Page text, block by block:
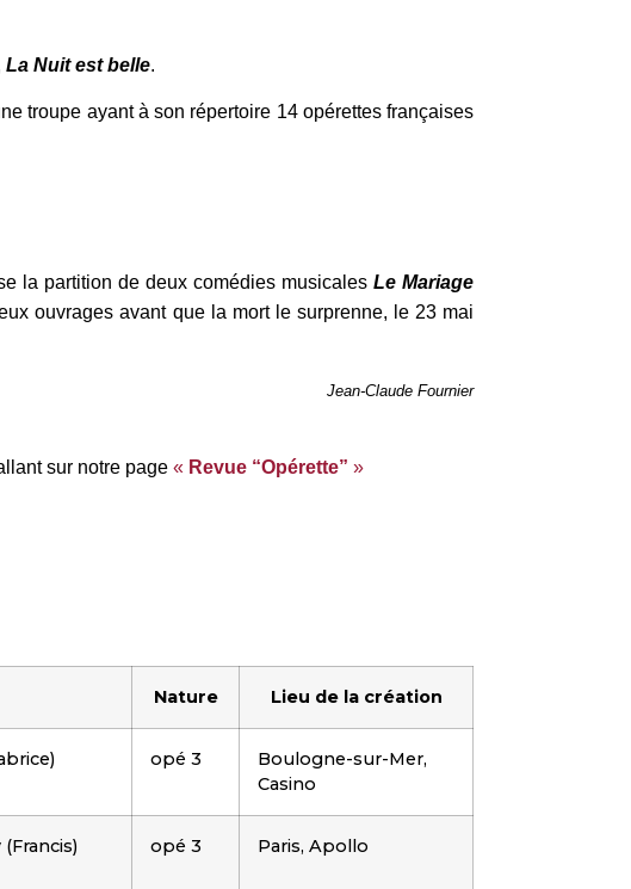
La Nuit est belle.
troupe ayant à son répertoire 14 opérettes françaises
la partition de deux comédies musicales Le Mariage
ouvrages avant que la mort le surprenne, le 23 mai
Jean-Claude Fournier
sur notre page « Revue “Opérette” »
Nature Lieu de la création
opé 3
Boulogne-sur-Mer,
Casino
opé 3 Paris, Apollo